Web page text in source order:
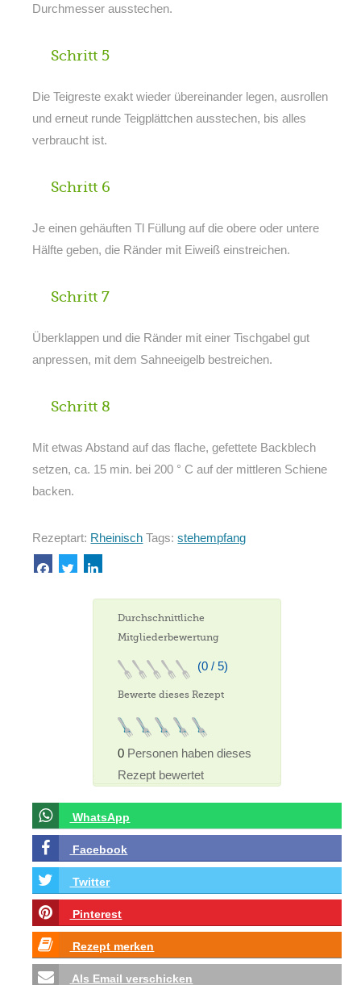
Durchmesser ausstechen.
Schritt 5
Die Teigreste exakt wieder übereinander legen, ausrollen
und erneut runde Teigplättchen ausstechen, bis alles
verbraucht ist.
Schritt 6
Je einen gehäuften Tl Füllung auf die obere oder untere
Hälfte geben, die Ränder mit Eiweiß einstreichen.
Schritt 7
Überklappen und die Ränder mit einer Tischgabel gut
anpressen, mit dem Sahneeigelb bestreichen.
Schritt 8
Mit etwas Abstand auf das flache, gefettete Backblech
setzen, ca. 15 min. bei 200 ° C auf der mittleren Schiene
backen.
Rezeptart: Rheinisch Tags:stehempfang
Durchschnittliche
Mitgliederbewertung
(0 / 5)
Bewerte dieses Rezept
0 Personen haben dieses
Rezept bewertet
WhatsApp
Facebook
Twitter
Pinterest
Rezept merken
Als Email verschicken